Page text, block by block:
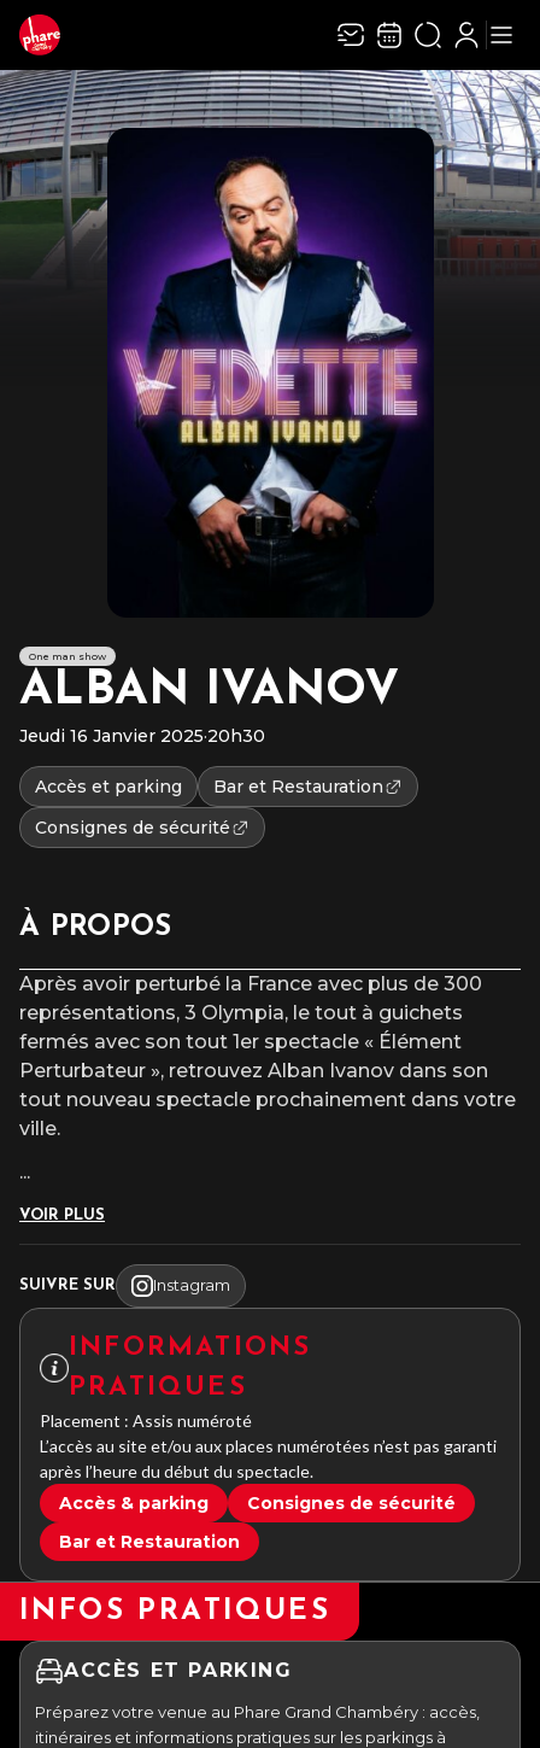
One man show
ALBAN IVANOV
Jeudi 16 Janvier 2025·20h30
Accès et parking
Bar et Restauration
Consignes de sécurité
À PROPOS
Après avoir perturbé la France avec plus de 300
représentations, 3 Olympia, le tout à guichets
fermés avec son tout 1er spectacle « Élément
Perturbateur », retrouvez Alban Ivanov dans son
tout nouveau spectacle prochainement dans votre
ville.
...
VOIR PLUS
SUIVRE SUR Instagram
INFORMATIONS
PRATIQUES
Placement : Assis numéroté
L’accès au site et/ou aux places numérotées n’est pas garanti
après l’heure du début du spectacle.
Accès & parking
Consignes de sécurité
Bar et Restauration
INFOS PRATIQUES
ACCÈS ET PARKING
Préparez votre venue au Phare Grand Chambéry : accès,
itinéraires et informations pratiques sur les parkings à